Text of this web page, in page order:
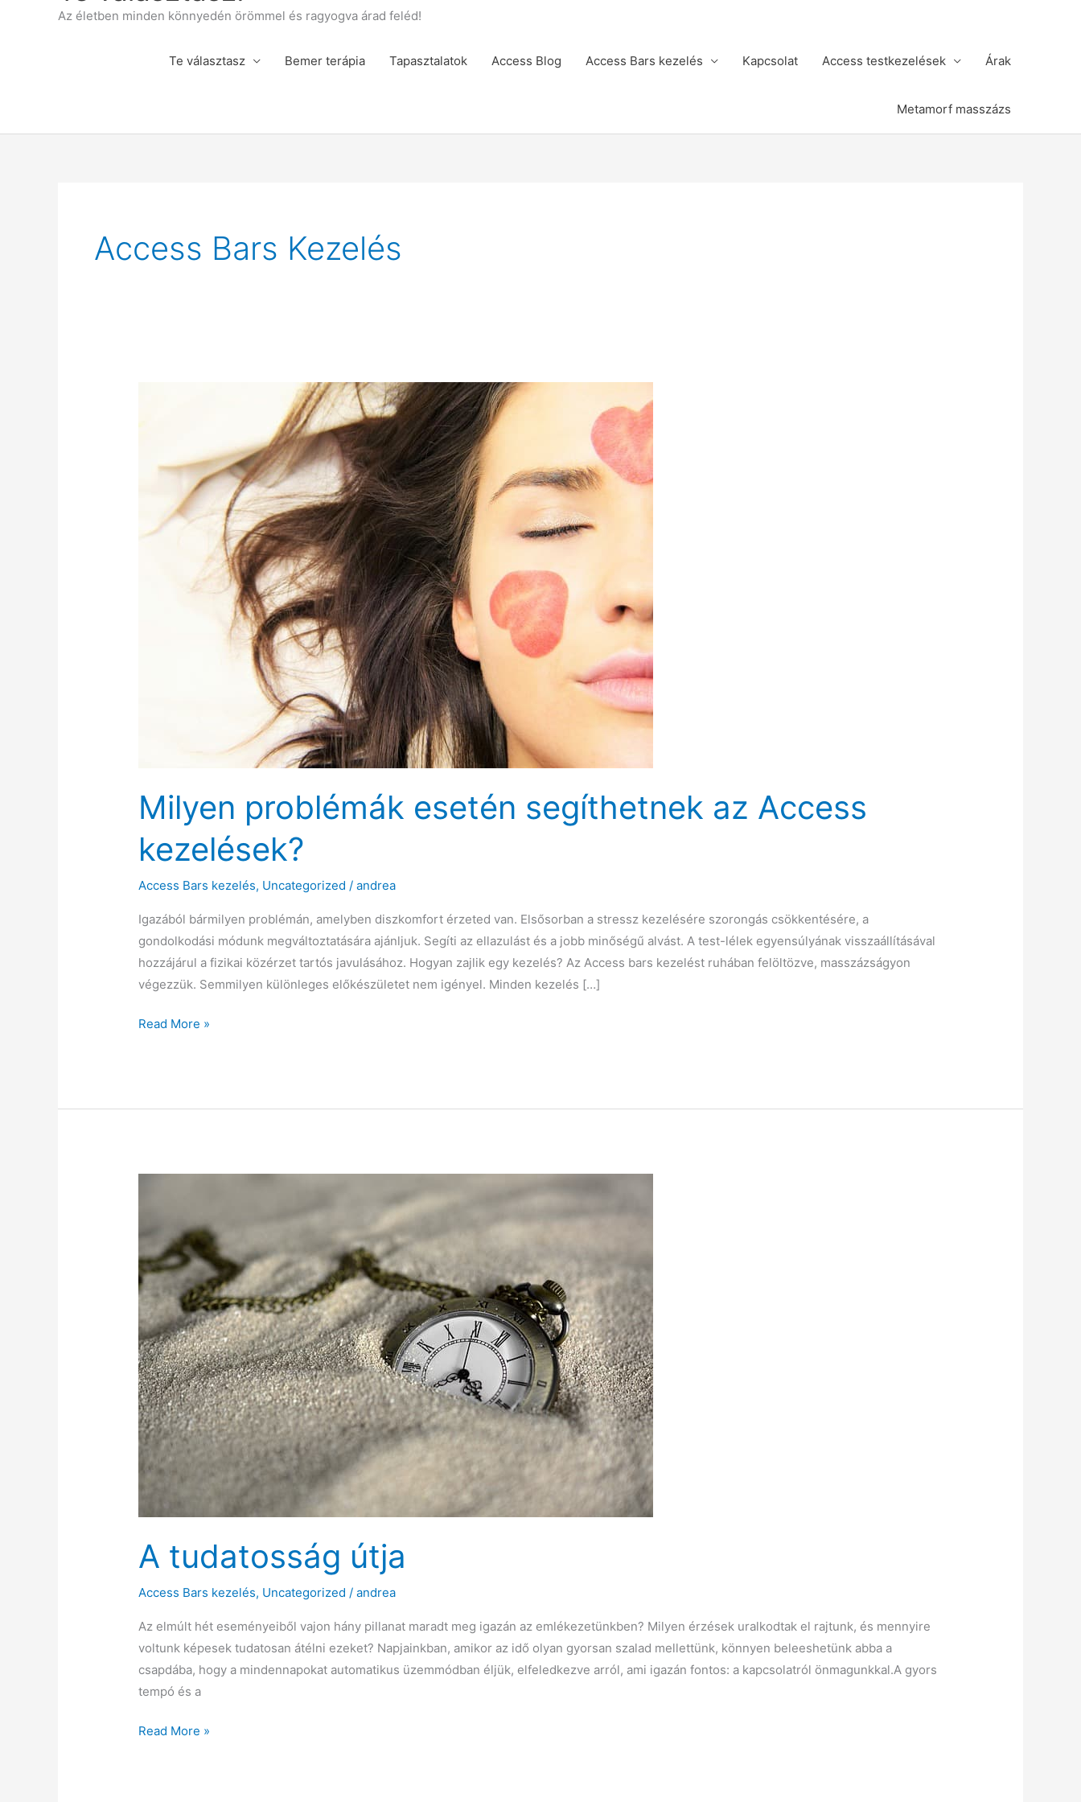
Az életben minden könnyedén örömmel és ragyogva árad feléd!
Te választasz Bemer terápia Tapasztalatok Access Blog Access Bars kezelés Kapcsolat Access testkezelések Árak
Metamorf masszázs
Access Bars Kezelés
Milyen problémák esetén segíthetnek az Access
kezelések?
Access Bars kezelés, Uncategorized /andrea
Igazából bármilyen problémán, amelyben diszkomfort érzeted van. Elsősorban a stressz kezelésére szorongás csökkentésére, a
gondolkodási módunk megváltoztatására ajánljuk. Segíti az ellazulást és a jobb minőségű alvást. A test-lélek egyensúlyának visszaállításával
hozzájárul a fizikai közérzet tartós javulásához. Hogyan zajlik egy kezelés? Az Access bars kezelést ruhában felöltözve, masszázságyon
végezzük. Semmilyen különleges előkészületet nem igényel. Minden kezelés […]
Milyen
az
Read More »
A tudatosság útja
Access Bars kezelés, Uncategorized /andrea
Az elmúlt hét eseményeiből vajon hány pillanat maradt meg igazán az emlékezetünkben? Milyen érzések uralkodtak el rajtunk, és mennyire
voltunk képesek tudatosan átélni ezeket? Napjainkban, amikor az idő olyan gyorsan szalad mellettünk, könnyen beleeshetünk abba a
csapdába, hogy a mindennapokat automatikus üzemmódban éljük, elfeledkezve arról, ami igazán fontos: a kapcsolatról önmagunkkal.A gyors
tempó és a
A
Read More »